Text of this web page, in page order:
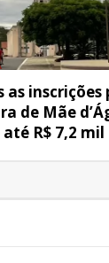
inscrições
de Mãe
R$ 7,2 mil